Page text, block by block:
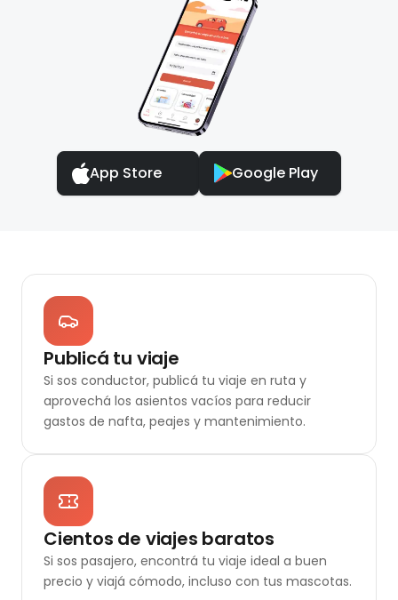
App Store Google Play
Publicá tu viaje
Si sos conductor, publicá tu viaje en ruta y
aprovechá los asientos vacíos para reducir
gastos de nafta, peajes y mantenimiento.
Cientos de viajes baratos
Si sos pasajero, encontrá tu viaje ideal a buen
precio y viajá cómodo, incluso con tus mascotas.